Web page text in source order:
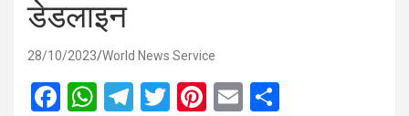
डेडलाइन
28/10/2023 World News Service
F
W T
T
Pi E